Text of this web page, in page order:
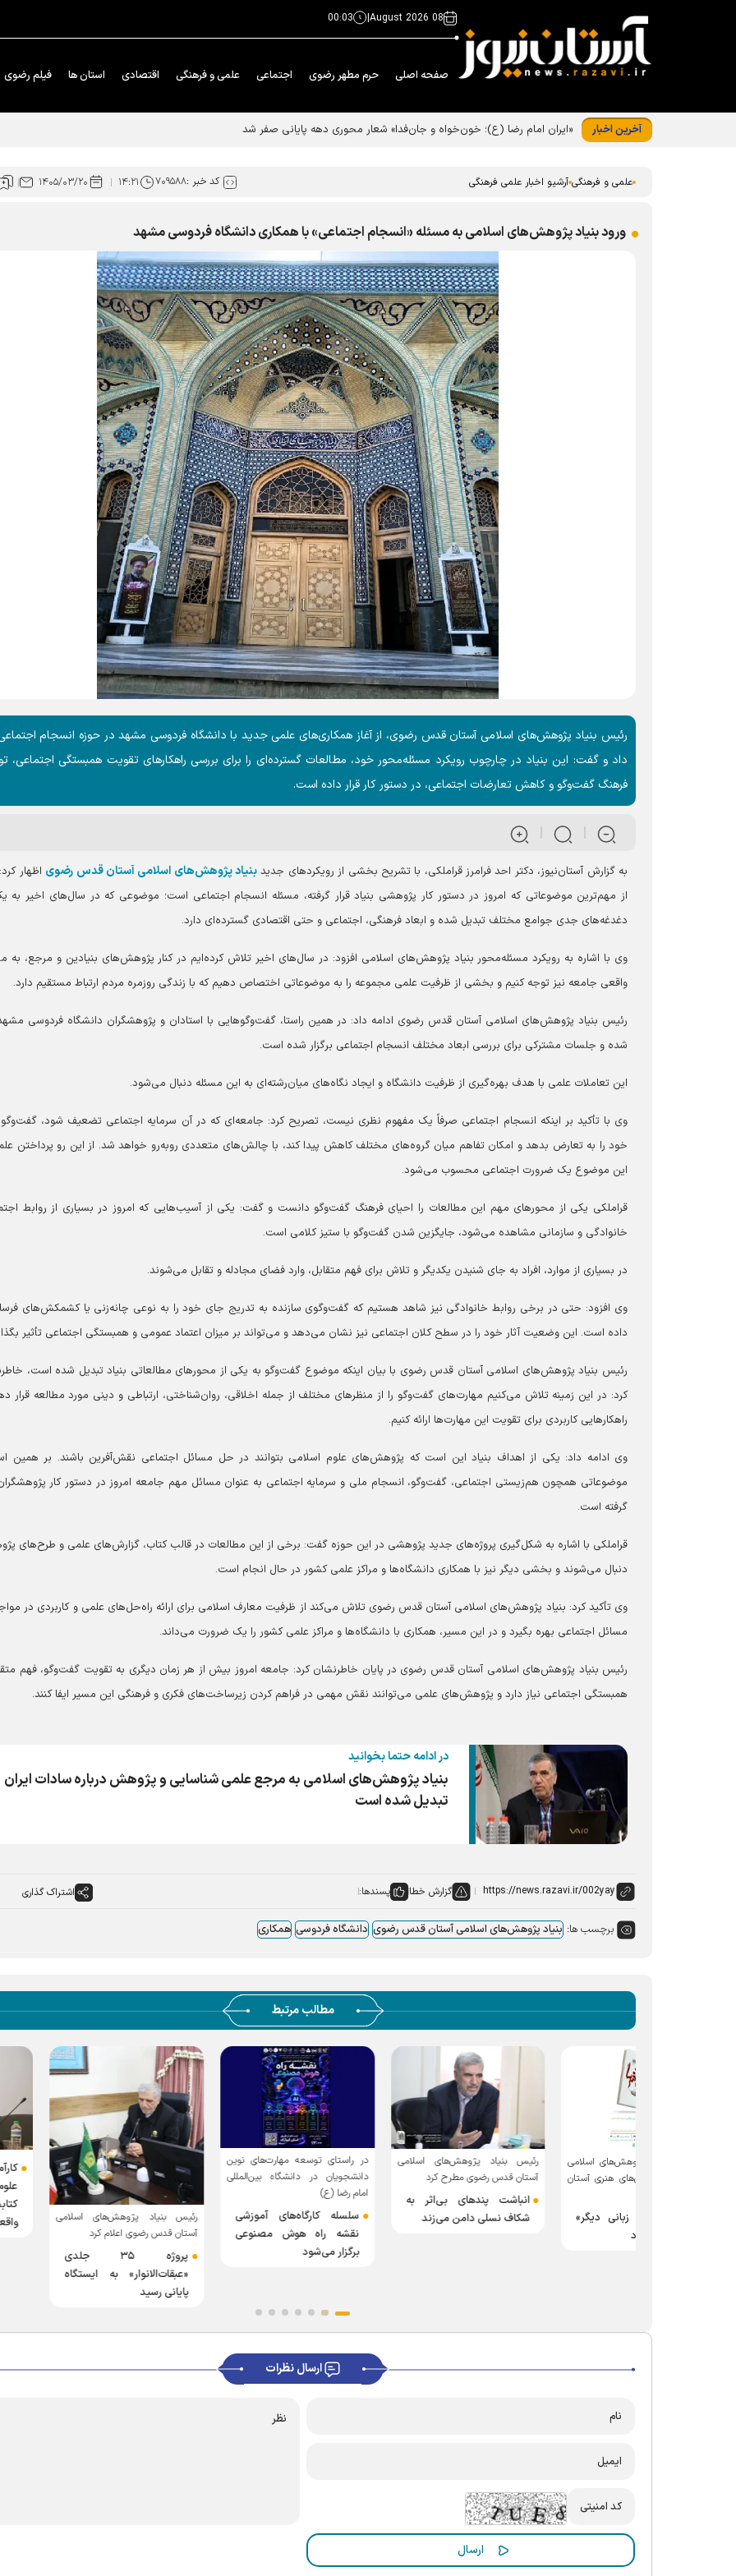
08 August 2026
|
00:03
صفحه اصلی حرم مطهر رضوی اجتماعی علمی و فرهنگی اقتصادی استان ها فیلم رضوی
آخرین اخبار «ایران امام رضا (ع)؛ خون‌خواه و جان‌فدا» شعار محوری دهه پایانی صفر شد
علمی و فرهنگی آرشیو اخبار علمی فرهنگی کد خبر :۷۰۹۵۸۸ ۱۴:۲۱ ۱۴۰۵/۰۳/۲۰
ورود بنیاد پژوهش‌های اسلامی به مسئله «انسجام اجتماعی» با همکاری دانشگاه فردوسی مشهد
رئیس بنیاد پژوهش‌های اسلامی آستان قدس رضوی، از آغاز همکاری‌های علمی جدید با دانشگاه فردوسی مشهد در حوزه انسجام
داد و گفت: این بنیاد در چارچوب رویکرد مسئله‌محور خود، مطالعات گسترده‌ای را برای بررسی راهکار‌های تقویت همبستگی اجتماعی،
فرهنگ گفت‌و‌گو و کاهش تعارضات اجتماعی، در دستور کار قرار داده است.
به گزارش آستان‌نیوز، دکتر احد فرامرز قراملکی، با تشریح بخشی از رویکرد‌های جدید بنیاد پژوهش‌های اسلامی آستان قدس رضوی اظهار
از مهم‌ترین موضوعاتی که امروز در دستور کار پژوهشی بنیاد قرار گرفته، مسئله انسجام اجتماعی است؛ موضوعی که در سال‌های اخیر به
دغدغه‌های جدی جوامع مختلف تبدیل شده و ابعاد فرهنگی، اجتماعی و حتی اقتصادی گسترده‌ای دارد.
وی با اشاره به رویکرد مسئله‌محور بنیاد پژوهش‌های اسلامی افزود: در سال‌های اخیر تلاش کرده‌ایم در کنار پژوهش‌های بنیادین و مرجع، به
واقعی جامعه نیز توجه کنیم و بخشی از ظرفیت علمی مجموعه را به موضوعاتی اختصاص دهیم که با زندگی روزمره مردم ارتباط مستقیم دارد.
رئیس بنیاد پژوهش‌های اسلامی آستان قدس رضوی ادامه داد: در همین راستا، گفت‌و‌گو‌هایی با استادان و پژوهشگران دانشگاه فردوسی مشهد
شده و جلسات مشترکی برای بررسی ابعاد مختلف انسجام اجتماعی برگزار شده است.
این تعاملات علمی با هدف بهره‌گیری از ظرفیت دانشگاه و ایجاد نگاه‌های میان‌رشته‌ای به این مسئله دنبال می‌شود.
وی با تأکید بر اینکه انسجام اجتماعی صرفاً یک مفهوم نظری نیست، تصریح کرد: جامعه‌ای که در آن سرمایه اجتماعی تضعیف شود،
خود را به تعارض بدهد و امکان تفاهم میان گروه‌های مختلف کاهش پیدا کند، با چالش‌های متعددی روبه‌رو خواهد شد. از این رو پرداختن
این موضوع یک ضرورت اجتماعی محسوب می‌شود.
قراملکی یکی از محور‌های مهم این مطالعات را احیای فرهنگ گفت‌و‌گو دانست و گفت: یکی از آسیب‌هایی که امروز در بسیاری از روابط
خانوادگی و سازمانی مشاهده می‌شود، جایگزین شدن گفت‌و‌گو با ستیز کلامی است.
در بسیاری از موارد، افراد به جای شنیدن یکدیگر و تلاش برای فهم متقابل، وارد فضای مجادله و تقابل می‌شوند.
وی افزود: حتی در برخی روابط خانوادگی نیز شاهد هستیم که گفت‌وگوی سازنده به تدریج جای خود را به نوعی چانه‌زنی یا کشمکش‌های
داده است. این وضعیت آثار خود را در سطح کلان اجتماعی نیز نشان می‌دهد و می‌تواند بر میزان اعتماد عمومی و همبستگی اجتماعی تأثیر
رئیس بنیاد پژوهش‌های اسلامی آستان قدس رضوی با بیان اینکه موضوع گفت‌و‌گو به یکی از محور‌های مطالعاتی بنیاد تبدیل شده است،
کرد: در این زمینه تلاش می‌کنیم مهارت‌های گفت‌و‌گو را از منظر‌های مختلف از جمله اخلاقی، روان‌شناختی، ارتباطی و دینی مورد مطالعه قرار
راهکار‌هایی کاربردی برای تقویت این مهارت‌ها ارائه کنیم.
وی ادامه داد: یکی از اهداف بنیاد این است که پژوهش‌های علوم اسلامی بتوانند در حل مسائل اجتماعی نقش‌آفرین باشند. بر همین
موضوعاتی همچون هم‌زیستی اجتماعی، گفت‌و‌گو، انسجام ملی و سرمایه اجتماعی به عنوان مسائل مهم جامعه امروز در دستور کار
گرفته است.
قراملکی با اشاره به شکل‌گیری پروژه‌های جدید پژوهشی در این حوزه گفت: برخی از این مطالعات در قالب کتاب، گزارش‌های علمی و طرح‌های
دنبال می‌شوند و بخشی دیگر نیز با همکاری دانشگاه‌ها و مراکز علمی کشور در حال انجام است.
وی تأکید کرد: بنیاد پژوهش‌های اسلامی آستان قدس رضوی تلاش می‌کند از ظرفیت معارف اسلامی برای ارائه راه‌حل‌های علمی و کاربردی در
مسائل اجتماعی بهره بگیرد و در این مسیر، همکاری با دانشگاه‌ها و مراکز علمی کشور را یک ضرورت می‌داند.
رئیس بنیاد پژوهش‌های اسلامی آستان قدس رضوی در پایان خاطرنشان کرد: جامعه امروز بیش از هر زمان دیگری به تقویت گفت‌و‌گو، فهم
همبستگی اجتماعی نیاز دارد و پژوهش‌های علمی می‌توانند نقش مهمی در فراهم کردن زیرساخت‌های فکری و فرهنگی این مسیر ایفا کنند.
در ادامه حتما بخوانید
بنیاد پژوهش‌های اسلامی به مرجع علمی شناسایی و پژوهش درباره سادات ایران
تبدیل شده است
گزارش خطا پسندها: اشتراک گذاری
برچسب ها: بنیاد پژوهش‌های اسلامی آستان قدس رضوی دانشگاه فردوسی همکاری
مطالب مرتبط
رئیس بنیاد پژوهش‌های اسلامی
آستان قدس رضوی مطرح کرد
انباشت پند‌های بی‌اثر به
شکاف نسلی دامن می‌زند
در راستای توسعه مهارت‌های نوین
دانشجویان در دانشگاه بین‌المللی
امام رضا (ع)
سلسله کارگاه‌های آموزشی
نقشه راه هوش مصنوعی
رئیس بنیاد پژوهش‌های اسلامی
آستان قدس رضوی اعلام کرد
پروژه ۳۵ جلدی
«عبقات‌الانوار» به ایستگاه
کارآمدسازی
علوم قرآنی؛ از
کتابخانه‌ای تا پاسخ به
واقعی جامعه
ارسال نظرات